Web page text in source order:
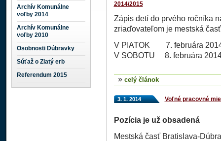
Archív Komunálne
voľby 2014
Archív Komunálne
voľby 2010
Osobnosti Dúbravky
Súťaž o Zlatý erb
Referendum 2015
2014/2015
Zápis detí do prvého ročníka
zriaďovateľom je mestská
V PIATOK 7. februára 2014
V SOBOTU 8. februára
» celý článok
3. 1. 2014 Voľné pracovné
Pozícia je už obsadená
Mestská časť Bratislava-